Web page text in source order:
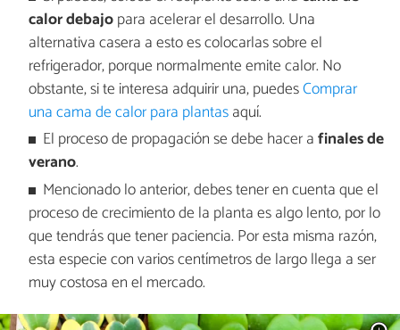
calor debajopara acelerar el desarrollo. Una
alternativa casera a esto es colocarlas sobre el
refrigerador, porque normalmente emite calor. No
obstante, si te interesa adquirir una, puedesComprar
una cama de calor para plantasaquí.
El proceso de propagación se debe hacer afinales de
verano.
Mencionado lo anterior, debes tener en cuenta que el
proceso de crecimiento de la planta es algo lento, por lo
que tendrás que tener paciencia. Por esta misma razón,
esta especie con varios centímetros de largo llega a ser
muy costosa en el mercado.